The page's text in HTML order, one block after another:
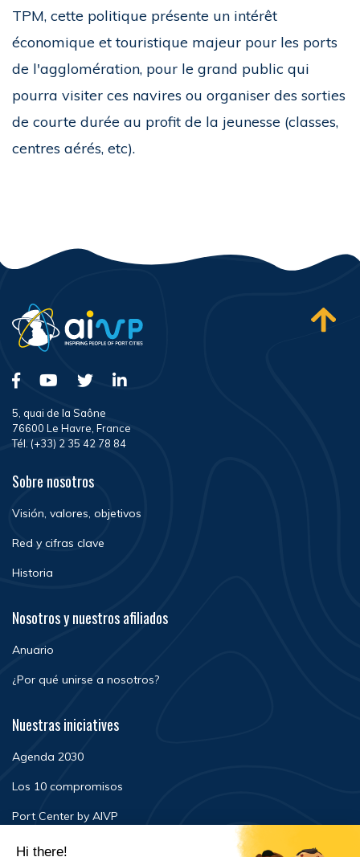
TPM, cette politique présente un intérêt
économique et touristique majeur pour les ports
de l'agglomération, pour le grand public qui
pourra visiter ces navires ou organiser des sorties
de courte durée au profit de la jeunesse (classes,
centres aérés, etc).
5, quai de la Saône
76600 Le Havre, France
Tél. (+33) 2 35 42 78 84
Sobre nosotros
Visión, valores, objetivos
Red y cifras clave
Historia
Nosotros y nuestros afiliados
Anuario
¿Por qué unirse a nosotros?
Nuestras iniciatives
Agenda 2030
Los 10 compromisos
Port Center by AIVP